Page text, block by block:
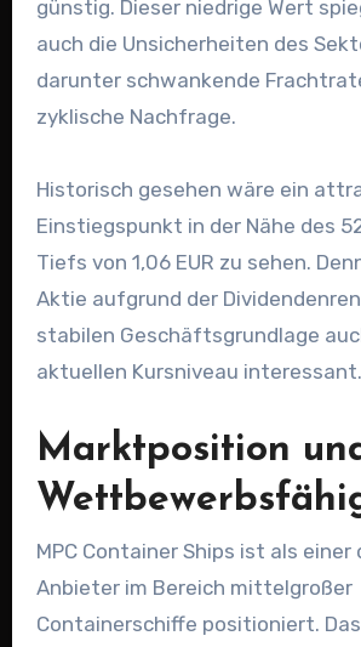
günstig. Dieser niedrige Wert
auch die Unsicherheiten des
darunter schwankende
zyklische Nachfrage.
Historisch gesehen wäre ein
Einstiegspunkt in der Nähe des
Tiefs von 1,06 EUR zu sehen.
Aktie aufgrund der
stabilen Geschäftsgrundlage
aktuellen Kursniveau interessant.
Marktposition
MPC Container Ships ist als
Anbieter im Bereich mittelgroßer
Containerschiffe positioniert.